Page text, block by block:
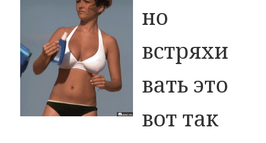
но
встряхи
вать это
вот так